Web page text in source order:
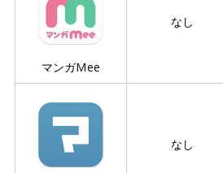
マンガMee
なし
なし